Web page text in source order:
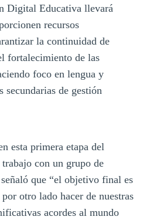
Digital Educativa llevará
recursos
la continuidad de
fortalecimiento de las
foco en lengua y
secundarias de gestión
esta primera etapa del
con un grupo de
que “el objetivo final es
otro lado hacer de nuestras
acordes al mundo